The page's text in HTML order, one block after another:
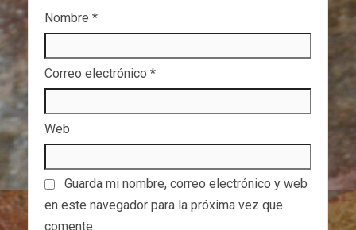
Nombre *
Correo electrónico *
Web
Guarda mi nombre, correo electrónico y web
en este navegador para la próxima vez que
comente.